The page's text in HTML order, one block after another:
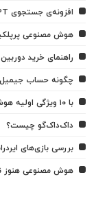
افزونه‌ی جستجوی ChatGPT برای گوگل کروم معرفی شد
هوش مصنوعی
راهنمای خرید
چگونه حساب جیمیل
با ۱۰ ویژگی اولیه هوش اپل (Apple Intelligence) آشنا شوید
داک‌داک‌گو چیست؟
بررسی بازی‌های
هوش مصنوعی هنوز